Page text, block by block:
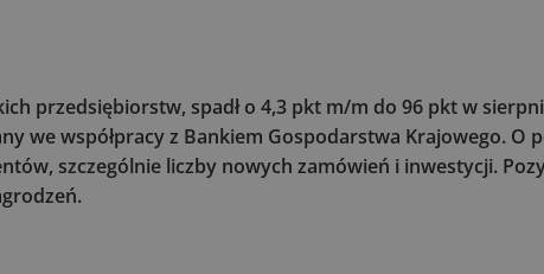
przedsiębiorstw, spadł o 4,3 pkt m/m do 96 pkt w
we współpracy z Bankiem Gospodarstwa Krajowego. O
szczególnie liczby nowych zamówień i inwestycji.